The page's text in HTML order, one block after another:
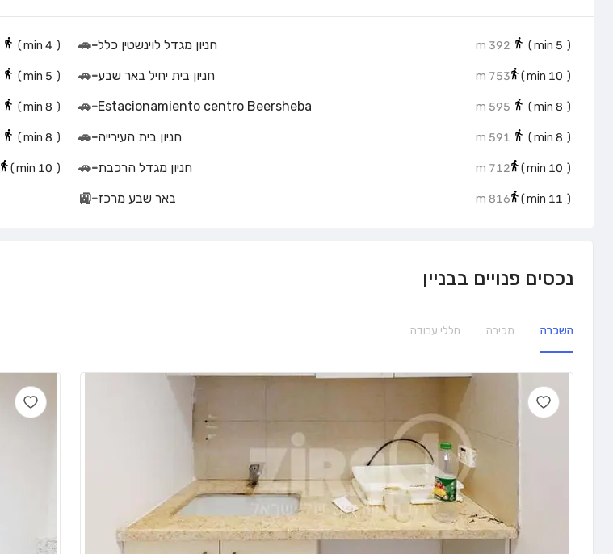
(
5
392 m חניון מגדל לוינשטין כלל-
🚗
(
4
(
10
753 m חניון בית יחיל באר שבע-
🚗
(
5
(
8
595 m
Estacionamiento centro Beersheba
-
🚗
(
8
(
8
591 m חניון בית העירייה-
🚗
(
8
(
10
712 m חניון מגדל הרכבת-
🚗
(
10
(
11
816 m באר שבע מרכז-
🚉
נכסים פנויים בבניין
השכרה מכירה חללי עבודה